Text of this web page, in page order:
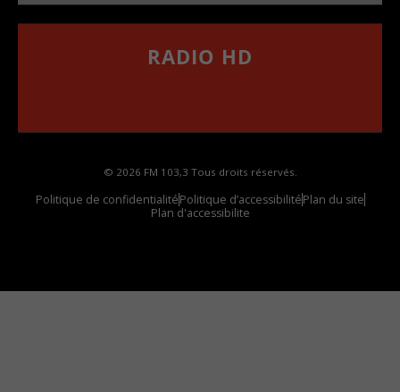
RADIO HD
© 2026 FM 103,3 Tous droits réservés.
Politique de confidentialitéPolitique d’accessibilitéPlan du site
Plan d'accessibilite